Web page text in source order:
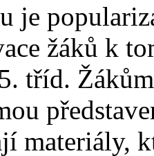
je
žáků k
tříd.
materiály,